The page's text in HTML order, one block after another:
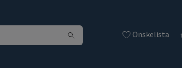
Önskelista